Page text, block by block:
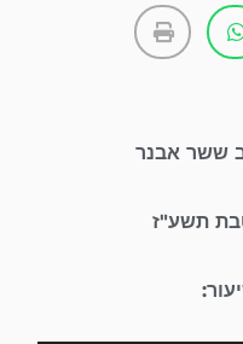
ששר אבנר
תשע"ז